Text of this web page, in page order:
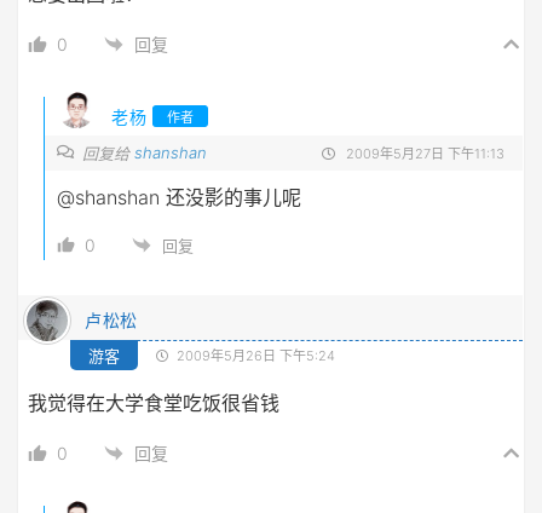
0 回复
老杨 作者
回复给shanshan 2009年5月27日 下午11:13
@shanshan 还没影的事儿呢
0 回复
卢松松
游客 2009年5月26日 下午5:24
我觉得在大学食堂吃饭很省钱
0 回复